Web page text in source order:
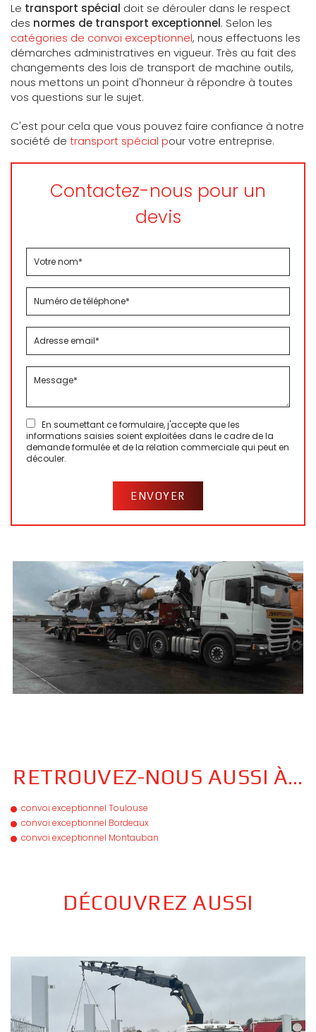
Le transport spécial doit se dérouler dans le respect
des normes de transport exceptionnel. Selon les
catégories de convoi exceptionnel, nous effectuons les
démarches administratives en vigueur. Très au fait des
changements des lois de transport de machine outils,
nous mettons un point d'honneur à répondre à toutes
vos questions sur le sujet.
C'est pour cela que vous pouvez faire confiance à notre
société de transport spécial pour votre entreprise.
Contactez-nous pour un
devis
En soumettant ce formulaire, j'accepte que les
informations saisies soient exploitées dans le cadre de la
demande formulée et de la relation commerciale qui peut en
découler.
RETROUVEZ-NOUS AUSSI À…
convoi exceptionnel Toulouse
convoi exceptionnel Bordeaux
convoi exceptionnel Montauban
DÉCOUVREZ AUSSI